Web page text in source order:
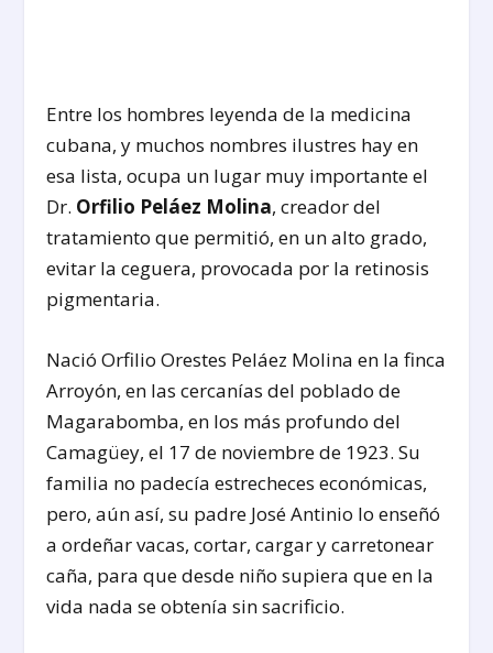
Entre los hombres leyenda de la medicina
cubana, y muchos nombres ilustres hay en
esa lista, ocupa un lugar muy importante el
Dr. Orfilio Peláez Molina, creador del
tratamiento que permitió, en un alto grado,
evitar la ceguera, provocada por la retinosis
pigmentaria.
Nació Orfilio Orestes Peláez Molina en la finca
Arroyón, en las cercanías del poblado de
Magarabomba, en los más profundo del
Camagüey, el 17 de noviembre de 1923. Su
familia no padecía estrecheces económicas,
pero, aún así, su padre José Antinio lo enseñó
a ordeñar vacas, cortar, cargar y carretonear
caña, para que desde niño supiera que en la
vida nada se obtenía sin sacrificio.